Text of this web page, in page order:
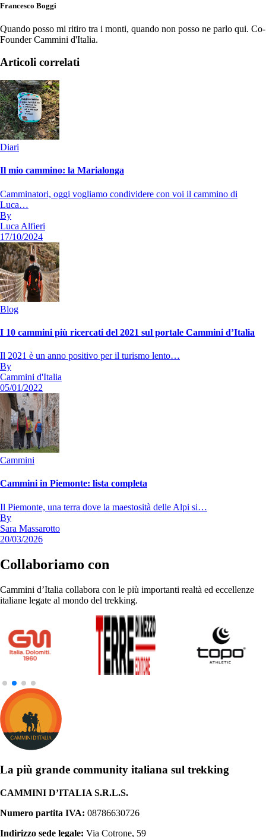
Francesco Boggi
Quando posso mi ritiro tra i monti, quando non posso ne parlo qui. Co-
Founder Cammini d'Italia.
Articoli correlati
Diari
Il mio cammino: la Marialonga
Camminatori, oggi vogliamo condividere con voi il cammino di
Luca…
By
Luca Alfieri
17/10/2024
Blog
I 10 cammini più ricercati del 2021 sul portale Cammini d’Italia
Il 2021 è un anno positivo per il turismo lento…
By
Cammini d'Italia
05/01/2022
Cammini
Cammini in Piemonte: lista completa
Il Piemonte, una terra dove la maestosità delle Alpi si…
By
Sara Massarotto
20/03/2026
Collaboriamo con
Cammini d’Italia collabora con le più importanti realtà ed eccellenze
italiane legate al mondo del trekking.
La più grande community italiana sul trekking
CAMMINI D’ITALIA S.R.L.S.
Numero partita IVA: 08786630726
Indirizzo sede legale: Via Cotrone, 59